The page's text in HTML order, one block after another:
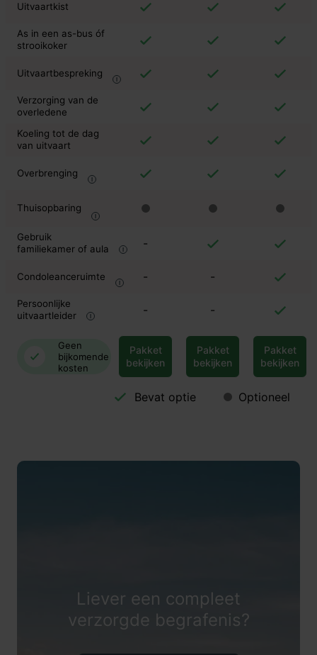
Uitvaartkist
As in een as-bus óf
strooikoker
Uitvaartbespreking
Verzorging van de
overledene
Koeling tot de dag
van uitvaart
Overbrenging
Thuisopbaring
Gebruik
familiekamer of aula
-
Condoleanceruimte - -
Persoonlijke
uitvaartleider
- -
Geen
bijkomende
kosten
Pakket
bekijken
Pakket
bekijken
Pakket
bekijken
Bevat optie Optioneel
Liever een compleet
verzorgde begrafenis?